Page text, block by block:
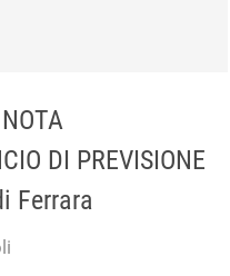
DI PREVISIONE
Ferrara